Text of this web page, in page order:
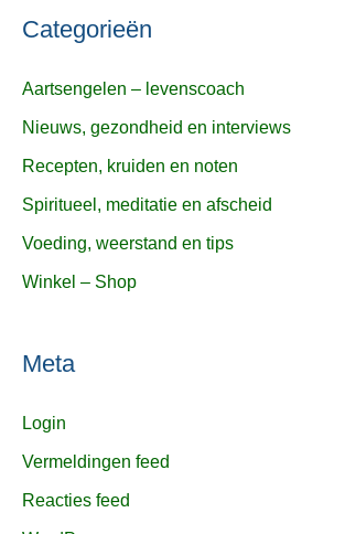
Categorieën
Aartsengelen – levenscoach
Nieuws, gezondheid en interviews
Recepten, kruiden en noten
Spiritueel, meditatie en afscheid
Voeding, weerstand en tips
Winkel – Shop
Meta
Login
Vermeldingen feed
Reacties feed